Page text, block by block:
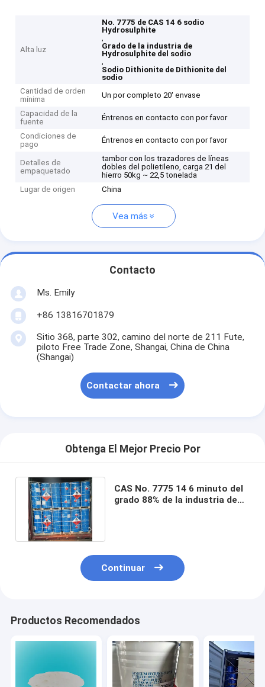
Alta luz
No. 7775 de CAS 14 6 sodio
Hydrosulphite
,
Grado de la industria de
Hydrosulphite del sodio
,
Sodio Dithionite de Dithionite del
sodio
Cantidad de orden
mínima
Un por completo 20' envase
Capacidad de la
fuente
Éntrenos en contacto con por favor
Condiciones de
pago
Éntrenos en contacto con por favor
Detalles de
empaquetado
tambor con los trazadores de líneas
dobles del polietileno, carga 21 del
hierro 50kg ~ 22,5 tonelada
Lugar de origen
China
Vea más
Contacto
Ms. Emily
+86 13816701879
Sitio 368, parte 302, camino del norte de 211 Fute,
piloto Free Trade Zone, Shangai, China de China
(Shangai)
Contactar ahora
Obtenga El Mejor Precio Por
CAS No. 7775 14 6 minuto del
grado 88% de la industria de
Continuar
Productos Recomendados